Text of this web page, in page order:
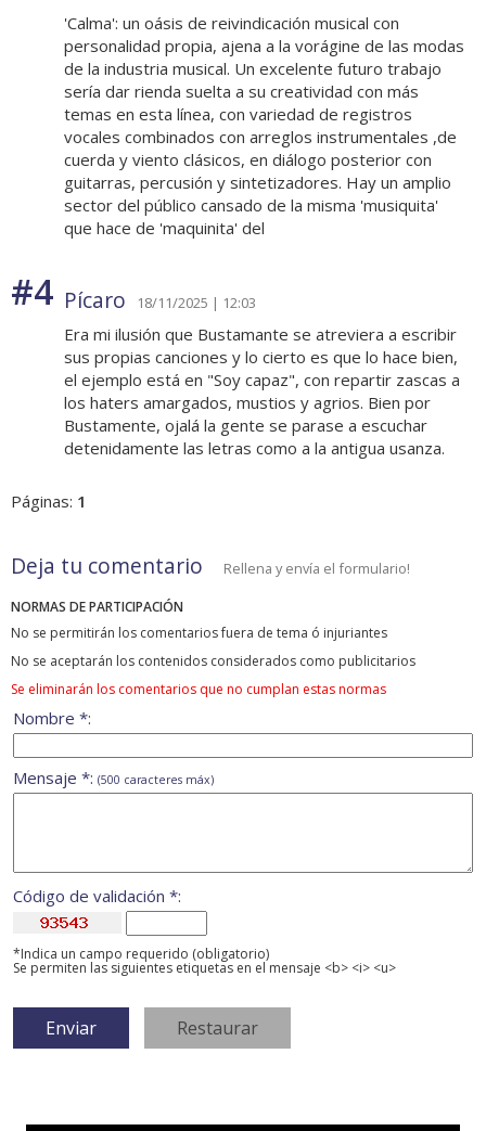
'Calma': un oásis de reivindicación musical con
personalidad propia, ajena a la vorágine de las modas
de la industria musical. Un excelente futuro trabajo
sería dar rienda suelta a su creatividad con más
temas en esta línea, con variedad de registros
vocales combinados con arreglos instrumentales ,de
cuerda y viento clásicos, en diálogo posterior con
guitarras, percusión y sintetizadores. Hay un amplio
sector del público cansado de la misma 'musiquita'
que hace de 'maquinita' del
#4 Pícaro 18/11/2025 | 12:03
Era mi ilusión que Bustamante se atreviera a escribir
sus propias canciones y lo cierto es que lo hace bien,
el ejemplo está en "Soy capaz", con repartir zascas a
los haters amargados, mustios y agrios. Bien por
Bustamente, ojalá la gente se parase a escuchar
detenidamente las letras como a la antigua usanza.
Páginas: 1
Deja tu comentario Rellena y envía el formulario!
NORMAS DE PARTICIPACIÓN
No se permitirán los comentarios fuera de tema ó injuriantes
No se aceptarán los contenidos considerados como publicitarios
Se eliminarán los comentarios que no cumplan estas normas
Nombre *:
Mensaje *: (500 caracteres máx)
Código de validación *:
*Indica un campo requerido (obligatorio)
Se permiten las siguientes etiquetas en el mensaje <b> <i> <u>